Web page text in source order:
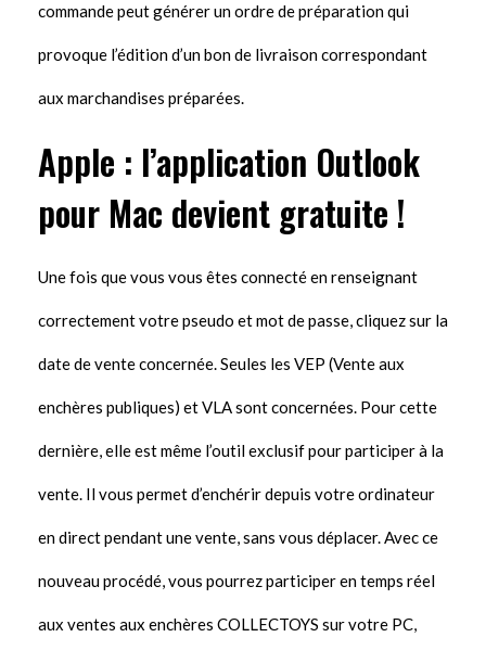
commande peut générer un ordre de préparation qui
provoque l’édition d’un bon de livraison correspondant
aux marchandises préparées.
Apple : l’application Outlook
pour Mac devient gratuite !
Une fois que vous vous êtes connecté en renseignant
correctement votre pseudo et mot de passe, cliquez sur la
date de vente concernée. Seules les VEP (Vente aux
enchères publiques) et VLA sont concernées. Pour cette
dernière, elle est même l’outil exclusif pour participer à la
vente. Il vous permet d’enchérir depuis votre ordinateur
en direct pendant une vente, sans vous déplacer. Avec ce
nouveau procédé, vous pourrez participer en temps réel
aux ventes aux enchères COLLECTOYS sur votre PC,